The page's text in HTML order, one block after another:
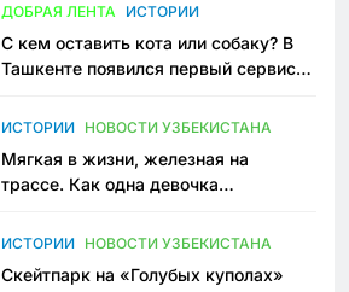
ДОБРАЯ ЛЕНТА ИСТОРИИ
С кем оставить кота или собаку? В
Ташкенте появился первый сервис
ИСТОРИИ НОВОСТИ УЗБЕКИСТАНА
Мягкая в жизни, железная на
трассе. Как одна девочка
Узбекистане
ИСТОРИИ НОВОСТИ УЗБЕКИСТАНА
Скейтпарк на «Голубых куполах»